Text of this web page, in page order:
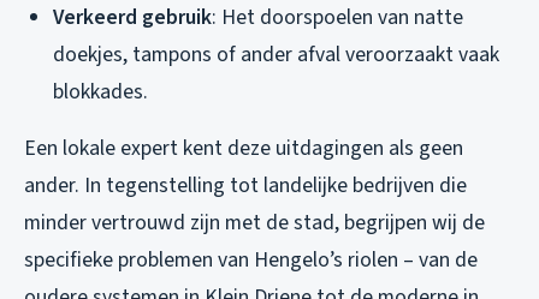
Verkeerd gebruik: Het doorspoelen van natte
doekjes, tampons of ander afval veroorzaakt vaak
blokkades.
Een lokale expert kent deze uitdagingen als geen
ander. In tegenstelling tot landelijke bedrijven die
minder vertrouwd zijn met de stad, begrijpen wij de
specifieke problemen van Hengelo’s riolen – van de